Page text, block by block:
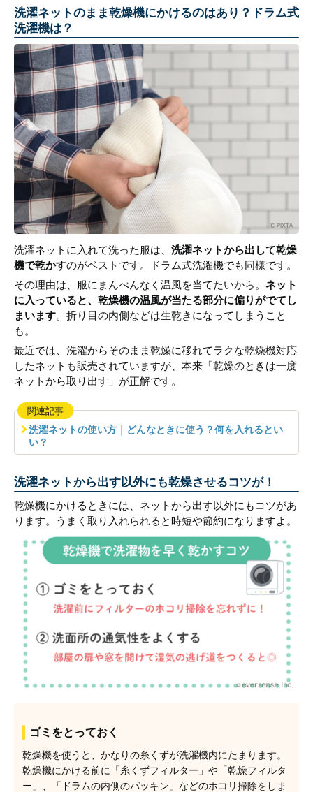
洗濯ネットのまま乾燥機にかけるのはあり？ドラム式
洗濯機は？
洗濯ネットに入れて洗った服は、 洗濯ネットから出して乾燥
機で乾かすのがベストです。ドラム式洗濯機でも同様です。
その理由は、服にまんべんなく温風を当てたいから。 ネット
に入っていると、乾燥機の温風が当たる部分に偏りがでてし
まいます。折り目の内側などは生乾きになってしまうこと
も。
最近では、洗濯からそのまま乾燥に移れてラクな乾燥機対応
したネットも販売されていますが、本来「乾燥のときは一度
ネットから取り出す」が正解です。
関連記事
洗濯ネットの使い方｜どんなときに使う？何を入れるとい
い？
洗濯ネットから出す以外にも乾燥させるコツが！
乾燥機にかけるときには、ネットから出す以外にもコツがあ
ります。うまく取り入れられると時短や節約になりますよ。
ゴミをとっておく
乾燥機を使うと、かなりの糸くずが洗濯機内にたまります。
乾燥機にかける前に「糸くずフィルター」や「乾燥フィルタ
ー」、「ドラムの内側のパッキン」などのホコリ掃除をしま